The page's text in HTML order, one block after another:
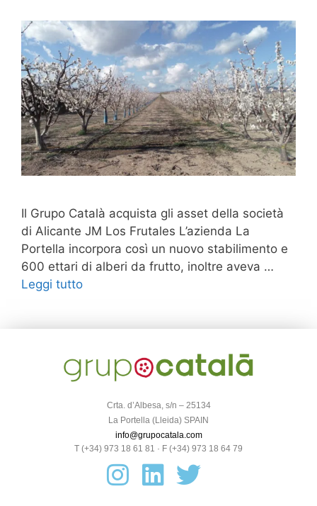
Il Grupo Català acquista gli asset della società
di Alicante JM Los Frutales L’azienda La
Portella incorpora così un nuovo stabilimento e
600 ettari di alberi da frutto, inoltre aveva …
Leggi tutto
Crta. d’Albesa, s/n – 25134
La Portella (Lleida) SPAIN
info@grupocatala.com
T (+34) 973 18 61 81 · F (+34) 973 18 64 79